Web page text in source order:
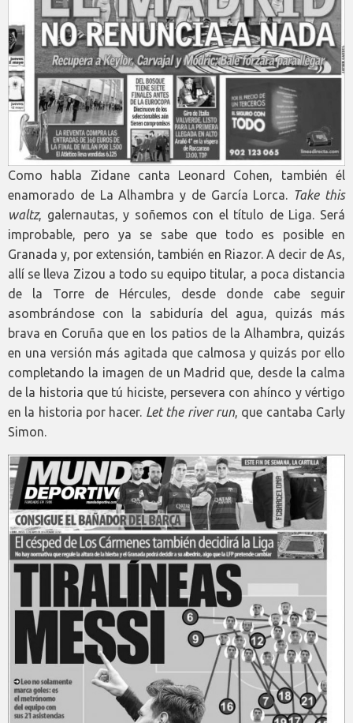
Como habla Zidane canta Leonard Cohen, también él
enamorado de La Alhambra y de García Lorca. Take this
waltz, galernautas, y soñemos con el título de Liga. Será
improbable, pero ya se sabe que todo es posible en
Granada y, por extensión, también en Riazor. A decir de As,
allí se lleva Zizou a todo su equipo titular, a poca distancia
de la Torre de Hércules, desde donde cabe seguir
asombrándose con la sabiduría del agua, quizás más
brava en Coruña que en los patios de la Alhambra, quizás
en una versión más agitada que calmosa y quizás por ello
completando la imagen de un Madrid que, desde la calma
de la historia que tú hiciste, persevera con ahínco y vértigo
en la historia por hacer. Let the river run, que cantaba Carly
Simon.